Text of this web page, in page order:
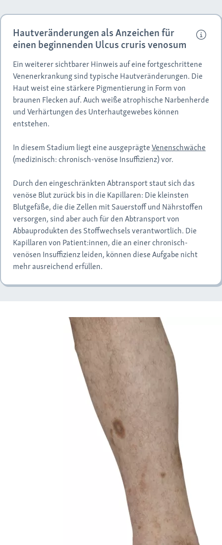
Hautveränderungen als Anzeichen für
einen beginnenden Ulcus cruris venosum
Ein weiterer sichtbarer Hinweis auf eine fortgeschrittene
Venenerkrankung sind typische Hautveränderungen. Die
Haut weist eine stärkere Pigmentierung in Form von
braunen Flecken auf. Auch weiße atrophische Narbenherde
und Verhärtungen des Unterhautgewebes können
entstehen.
In diesem Stadium liegt eine ausgeprägteVenenschwäche
(medizinisch: chronisch-venöse Insuffizienz) vor.
Durch den eingeschränkten Abtransport staut sich das
venöse Blut zurück bis in die Kapillaren: Die kleinsten
Blutgefäße, die die Zellen mit Sauerstoff und Nährstoffen
versorgen, sind aber auch für den Abtransport von
Abbauprodukten des Stoffwechsels verantwortlich. Die
Kapillaren von Patient:innen, die an einer chronisch-
venösen Insuffizienz leiden, können diese Aufgabe nicht
mehr ausreichend erfüllen.